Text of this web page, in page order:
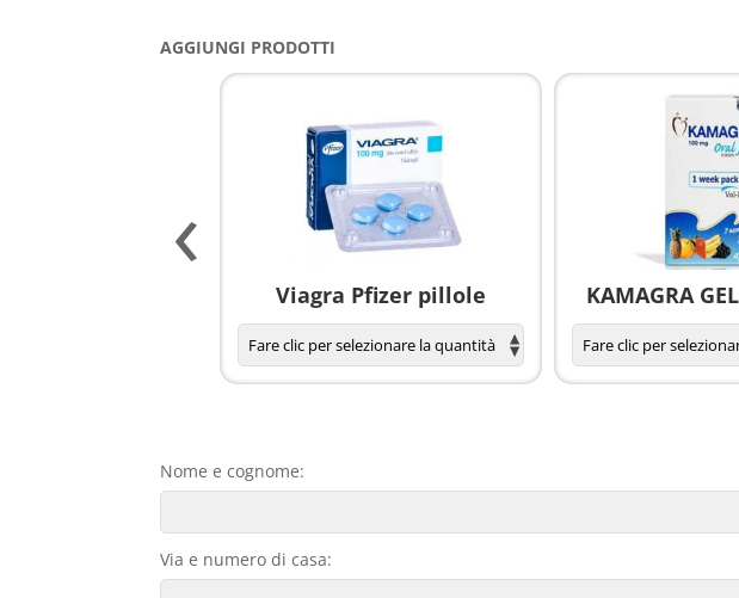
AGGIUNGI PRODOTTI
Viagra Pfizer pillole KAMAGRA
‹
Nome e cognome:
Via e numero di casa: